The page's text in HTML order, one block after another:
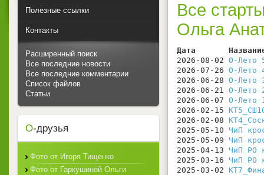
Все
Ольга
Дата
2026-08-02 О-Лето
2026-07-26 О-Лето
2026-06-28 О-Лето
2026-06-21 О-Лето
2026-06-07 О-Лето
2026-02-15
2026-02-08
2025-05-10 ЧиП
2025-05-09 ЧиП
2025-04-13 ЧиП РО
2025-03-16 ЧиП РО
2025-03-02
Полезные ссылки
Контакты
Расширенный поиск
Все последние новости
Все последние комментарии
Список файлов
Статьи
О-друзья
Фото от Игоря Тищенко
Фото от Гаркушиной Ольги